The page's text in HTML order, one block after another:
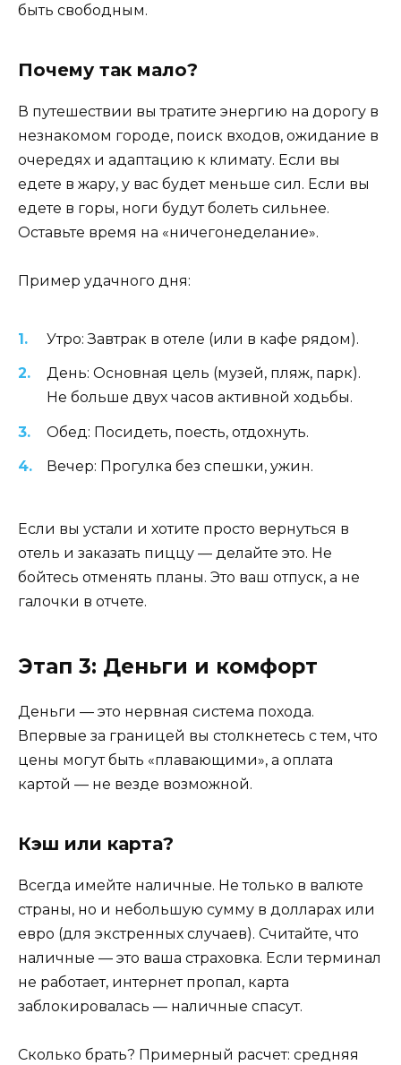
быть свободным.
Почему так мало?
В путешествии вы тратите энергию на дорогу в
незнакомом городе, поиск входов, ожидание в
очередях и адаптацию к климату. Если вы
едете в жару, у вас будет меньше сил. Если вы
едете в горы, ноги будут болеть сильнее.
Оставьте время на «ничегонеделание».
Пример удачного дня:
Утро: Завтрак в отеле (или в кафе рядом).
День: Основная цель (музей, пляж, парк).
Не больше двух часов активной ходьбы.
Обед: Посидеть, поесть, отдохнуть.
Вечер: Прогулка без спешки, ужин.
Если вы устали и хотите просто вернуться в
отель и заказать пиццу — делайте это. Не
бойтесь отменять планы. Это ваш отпуск, а не
галочки в отчете.
Этап 3: Деньги и комфорт
Деньги — это нервная система похода.
Впервые за границей вы столкнетесь с тем, что
цены могут быть «плавающими», а оплата
картой — не везде возможной.
Кэш или карта?
Всегда имейте наличные. Не только в валюте
страны, но и небольшую сумму в долларах или
евро (для экстренных случаев). Считайте, что
наличные — это ваша страховка. Если терминал
не работает, интернет пропал, карта
заблокировалась — наличные спасут.
Сколько брать? Примерный расчет: средняя